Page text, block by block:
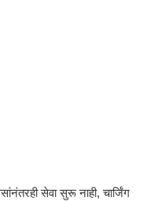
सेवा सुरू नाही, चार्जिंग